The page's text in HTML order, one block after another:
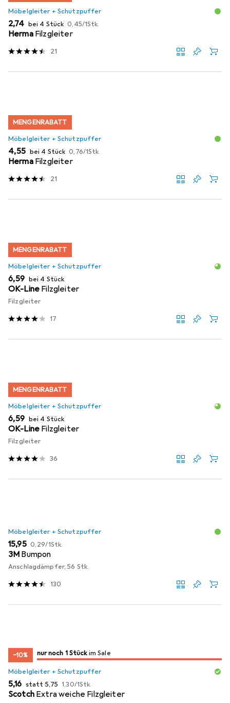
Möbelgleiter + Schutzpuffer
EUR
2,74 bei 4 Stück EUR
0,45/1Stk.
Herma Filzgleiter
21
MENGENRABATT
Möbelgleiter + Schutzpuffer
EUR
4,55 bei 4 Stück EUR
0,76/1Stk.
Herma Filzgleiter
21
MENGENRABATT
Möbelgleiter + Schutzpuffer
EUR
6,59 bei 4 Stück
OK-Line Filzgleiter
Filzgleiter
17
MENGENRABATT
Möbelgleiter + Schutzpuffer
EUR
6,59 bei 4 Stück
OK-Line Filzgleiter
Filzgleiter
36
Möbelgleiter + Schutzpuffer
EUR
15,95 EUR
0,29/1Stk.
3M Bumpon
Anschlagdämpfer, 56 Stk.
130
−10% noch 1 Stückim Sale
nur noch 1 Stück im Sale
Möbelgleiter + Schutzpuffer
EUR
5,16 statt EUR
5,75 EUR
1,30/1Stk.
Scotch Extra weiche Filzgleiter